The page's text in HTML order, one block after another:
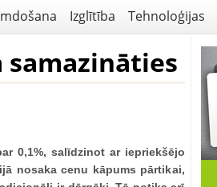
Izglītība Tehnoloģijas
samazināties
0,1%, salīdzinot ar iepriekšējo
nosaka cenu kāpums pārtikai,